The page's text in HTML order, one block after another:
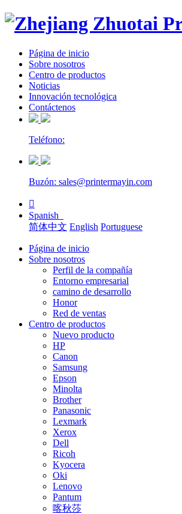
Página de inicio
Sobre nosotros
Centro de productos
Noticias
Innovación tecnológica
Contáctenos
Teléfono:
Buzón: sales@printermayin.com

Spanish
简体中文 English Portuguese
Página de inicio
Sobre nosotros
Perfil de la compañía
Entorno empresarial
camino de desarrollo
Honor
Red de ventas
Centro de productos
Nuevo producto
HP
Canon
Samsung
Epson
Minolta
Brother
Panasonic
Lexmark
Xerox
Dell
Ricoh
Kyocera
Oki
Lenovo
Pantum
喀秋莎